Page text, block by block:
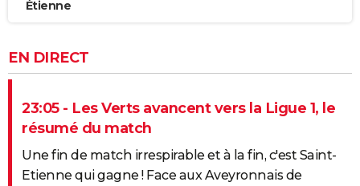
Étienne
EN DIRECT
23:05 - Les Verts avancent vers la Ligue 1, le
résumé du match
Une fin de match irrespirable et à la fin, c'est Saint-
Etienne qui gagne ! Face aux Aveyronnais de